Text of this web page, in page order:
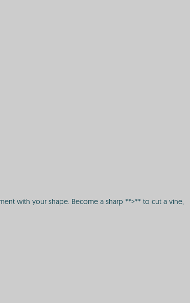
with your shape. Become a sharp **>** to cut a vine,